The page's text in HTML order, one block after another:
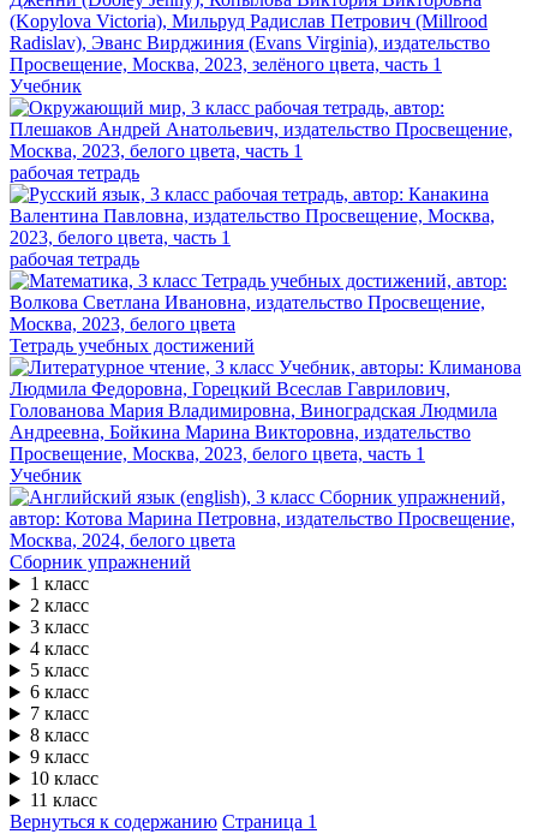
Учебник
рабочая тетрадь
рабочая тетрадь
Тетрадь учебных достижений
Учебник
Сборник упражнений
1 класс
2 класс
3 класс
4 класс
5 класс
6 класс
7 класс
8 класс
9 класс
10 класс
11 класс
Вернуться к содержанию Страница 1